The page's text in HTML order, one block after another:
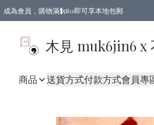
成為會員，購物滿$580即可享本地包郵
木見 muk6jin6 x
商品 送貨方式付款方式會員專